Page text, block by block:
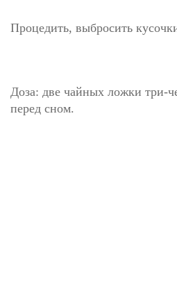
Процедить, выб­росить
Доза: две чайных ложки три-
перед сном.